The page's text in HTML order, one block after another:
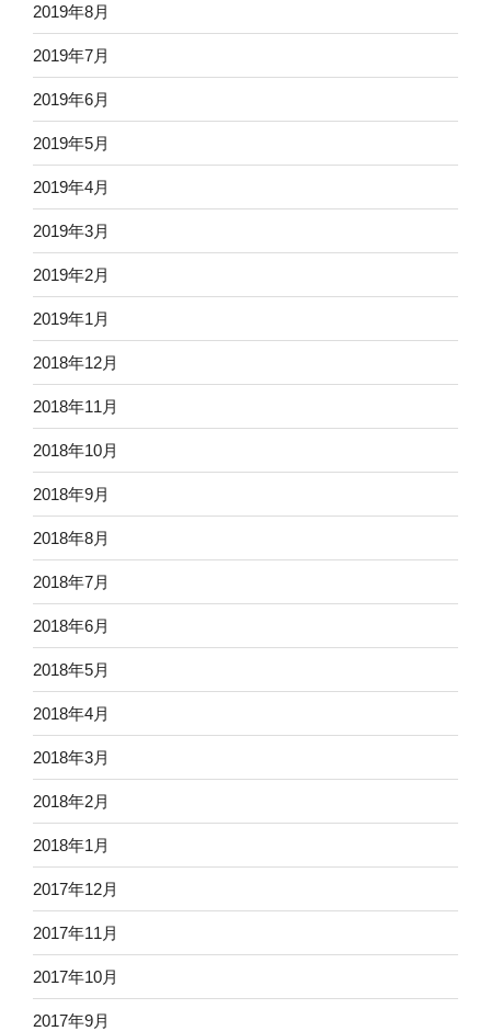
2019年8月
2019年7月
2019年6月
2019年5月
2019年4月
2019年3月
2019年2月
2019年1月
2018年12月
2018年11月
2018年10月
2018年9月
2018年8月
2018年7月
2018年6月
2018年5月
2018年4月
2018年3月
2018年2月
2018年1月
2017年12月
2017年11月
2017年10月
2017年9月